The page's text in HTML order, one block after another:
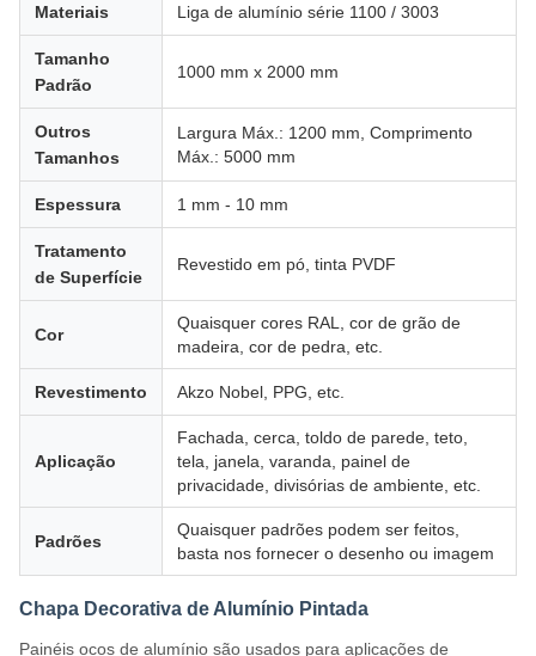
Materiais Liga de alumínio série 1100 / 3003
Tamanho
Padrão
1000 mm x 2000 mm
Outros
Tamanhos
Largura Máx.: 1200 mm, Comprimento
Máx.: 5000 mm
Espessura 1 mm - 10 mm
Tratamento
de Superfície
Revestido em pó, tinta PVDF
Cor
Quaisquer cores RAL, cor de grão de
madeira, cor de pedra, etc.
Revestimento Akzo Nobel, PPG, etc.
Aplicação
Fachada, cerca, toldo de parede, teto,
tela, janela, varanda, painel de
privacidade, divisórias de ambiente, etc.
Padrões
Quaisquer padrões podem ser feitos,
basta nos fornecer o desenho ou imagem
Chapa Decorativa de Alumínio Pintada
Painéis ocos de alumínio são usados para aplicações de